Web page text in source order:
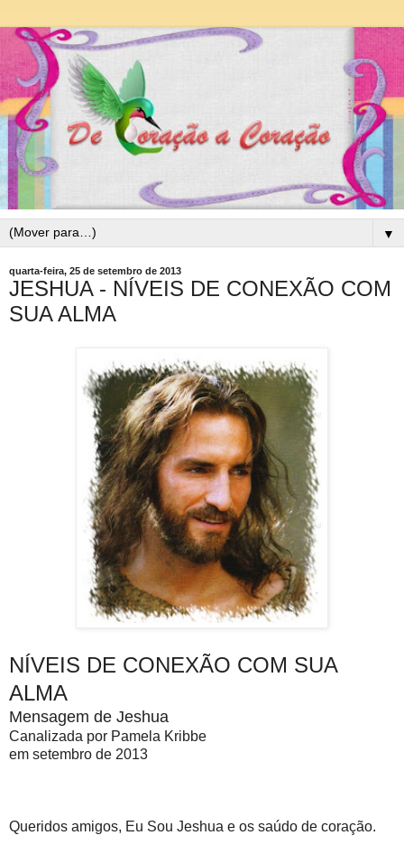
▼
quarta-feira, 25 de setembro de 2013
JESHUA - NÍVEIS DE CONEXÃO COM
SUA ALMA
NÍVEIS DE CONEXÃO COM SUA
ALMA
Mensagem de Jeshua
Canalizada por Pamela Kribbe
em setembro de 2013
Queridos amigos, Eu Sou Jeshua e os saúdo de coração.